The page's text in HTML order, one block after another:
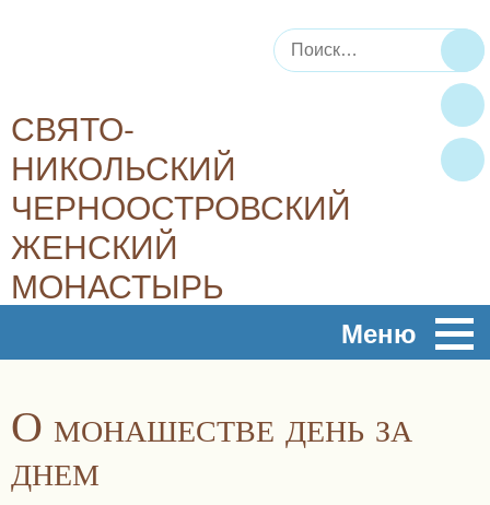
СВЯТО-
НИКОЛЬСКИЙ
ЧЕРНООСТРОВСКИЙ
ЖЕНСКИЙ
МОНАСТЫРЬ
Плод духовный, плод молитвы – это любовь, радость,
Искать:
Меню
О монашестве день за
днем